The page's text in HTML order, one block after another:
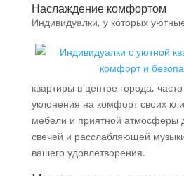
Наслаждение комфортом
Индивидуалки, у которых
квартиры в центре города,
уклонения на комфорт своих
мебели и приятной атмосферы
свечей и расслабляющей
вашего удовлетворения.